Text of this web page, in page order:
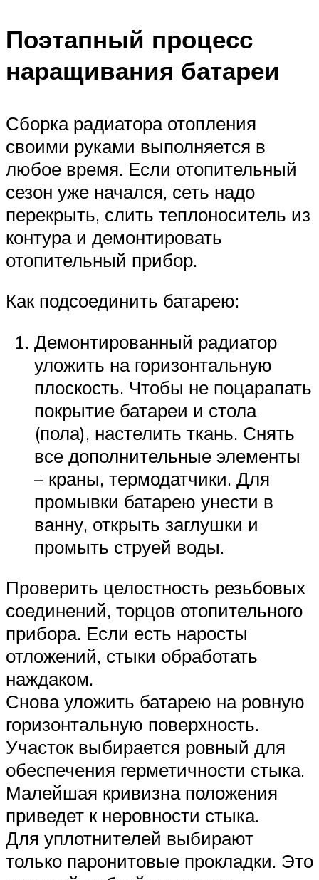
Поэтапный процесс
наращивания батареи
Сборка радиатора отопления
своими руками выполняется в
любое время. Если отопительный
сезон уже начался, сеть надо
перекрыть, слить теплоноситель из
контура и демонтировать
отопительный прибор.
Как подсоединить батарею:
Демонтированный радиатор
уложить на горизонтальную
плоскость. Чтобы не поцарапать
покрытие батареи и стола
(пола), настелить ткань. Снять
все дополнительные элементы
– краны, термодатчики. Для
промывки батарею унести в
ванну, открыть заглушки и
промыть струей воды.
Проверить целостность резьбовых
соединений, торцов отопительного
прибора. Если есть наросты
отложений, стыки обработать
наждаком.
Снова уложить батарею на ровную
горизонтальную поверхность.
Участок выбирается ровный для
обеспечения герметичности стыка.
Малейшая кривизна положения
приведет к неровности стыка.
Для уплотнителей выбирают
только паронитовые прокладки. Это